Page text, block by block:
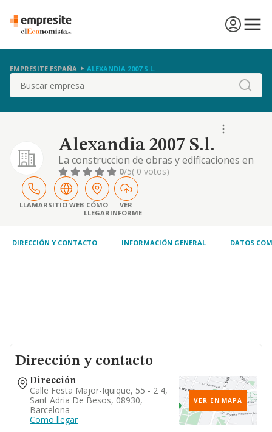
EMPRESITE ESPAÑA ALEXANDIA 2007 S.L.
Buscar
Alexandia 2007 S.l.
La construccion de obras y edificaciones en
su mas amplio sentido, negocio de la
hosteleria, asi como la explotacion de
restaurantes, bares y salas de fiesta.
0/5( 0 votos)
LLAMARSITIO WEB CÓMO
LLEGAR
VER
INFORME
DIRECCIÓN Y CONTACTO INFORMACIÓN GENERAL DATOS
Dirección y contacto
Dirección
Calle Festa Major-Iquique, 55 - 2 4,
Sant Adria De Besos, 08930,
Barcelona
Como llegar
VER EN MAPA